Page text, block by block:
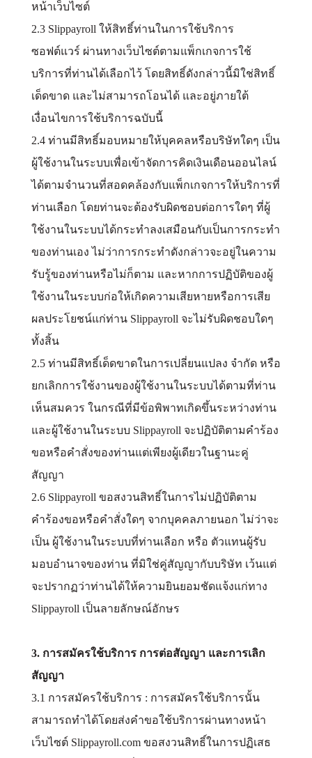
หน้าเว็บไซต์
2.3 Slippayroll ให้สิทธิ์ท่านในการใช้บริการ
ซอฟต์แวร์ ผ่านทางเว็บไซต์ตามแพ็กเกจการใช้
บริการที่ท่านได้เลือกไว้ โดยสิทธิ์ดังกล่าวนี้มิใช่สิทธิ์
เด็ดขาด และไม่สามารถโอนได้ และอยู่ภายใต้
เงื่อนไขการใช้บริการฉบับนี้
2.4 ท่านมีสิทธิ์มอบหมายให้บุคคลหรือบริษัทใดๆ เป็น
ผู้ใช้งานในระบบเพื่อเข้าจัดการคิดเงินเดือนออนไลน์
ได้ตามจำนวนที่สอดคล้องกับแพ็กเกจการให้บริการที่
ท่านเลือก โดยท่านจะต้องรับผิดชอบต่อการใดๆ ที่ผู้
ใช้งานในระบบได้กระทำลงเสมือนกับเป็นการกระทำ
ของท่านเอง ไม่ว่าการกระทำดังกล่าวจะอยู่ในความ
รับรู้ของท่านหรือไม่ก็ตาม และหากการปฏิบัติของผู้
ใช้งานในระบบก่อให้เกิดความเสียหายหรือการเสีย
ผลประโยชน์แก่ท่าน Slippayroll จะไม่รับผิดชอบใดๆ
ทั้งสิ้น
2.5 ท่านมีสิทธิ์เด็ดขาดในการเปลี่ยนแปลง จำกัด หรือ
ยกเลิกการใช้งานของผู้ใช้งานในระบบได้ตามที่ท่าน
เห็นสมควร ในกรณีที่มีข้อพิพาทเกิดขึ้นระหว่างท่าน
และผู้ใช้งานในระบบ Slippayroll จะปฏิบัติตามคำร้อง
ขอหรือคำสั่งของท่านแต่เพียงผู้เดียวในฐานะคู่
สัญญา
2.6 Slippayroll ขอสงวนสิทธิ์ในการไม่ปฏิบัติตาม
คำร้องขอหรือคำสั่งใดๆ จากบุคคลภายนอก ไม่ว่าจะ
เป็น ผู้ใช้งานในระบบที่ท่านเลือก หรือ ตัวแทนผู้รับ
มอบอำนาจของท่าน ที่มิใช่คู่สัญญากับบริษัท เว้นแต่
จะปรากฏว่าท่านได้ให้ความยินยอมชัดแจ้งแก่ทาง
Slippayroll เป็นลายลักษณ์อักษร
3. การสมัครใช้บริการ การต่อสัญญา และการเลิก
สัญญา
3.1 การสมัครใช้บริการ : การสมัครใช้บริการนั้น
สามารถทำได้โดยส่งคำขอใช้บริการผ่านทางหน้า
เว็บไซต์ Slippayroll.com ขอสงวนสิทธิ์ในการปฏิเสธ